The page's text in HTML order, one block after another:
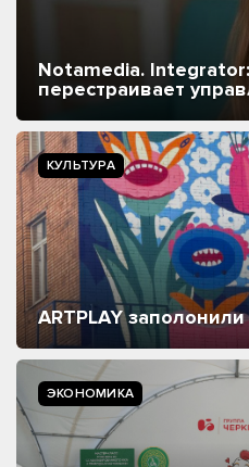
Notamedia.
перестраивает
КУЛЬТУРА
ARTPLAY
ЭКОНОМИКА